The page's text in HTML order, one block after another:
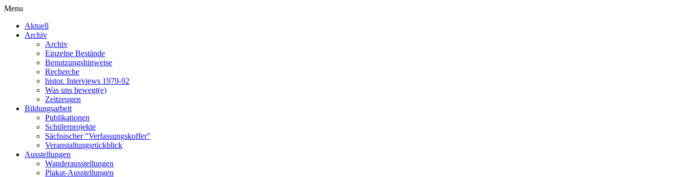
Menu
Aktuell
Archiv
Archiv
Einzelne Bestände
Benutzungshinweise
Recherche
histor. Interviews 1979-92
Was uns bewegt(e)
Zeitzeugen
Bildungsarbeit
Publikationen
Schülerprojekte
Sächsischer "Verfassungskoffer"
Veranstaltungsrückblick
Ausstellungen
Wanderausstellungen
Plakat-Ausstellungen